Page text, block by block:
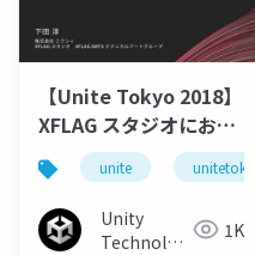
【Unite Tokyo 2018】
XFLAG スタジオにおけ
る資産の有効活用術 ～
いかにして数万アセッ
トを管理したか？～
unite unitetokyo
Unity
Technologies 1K